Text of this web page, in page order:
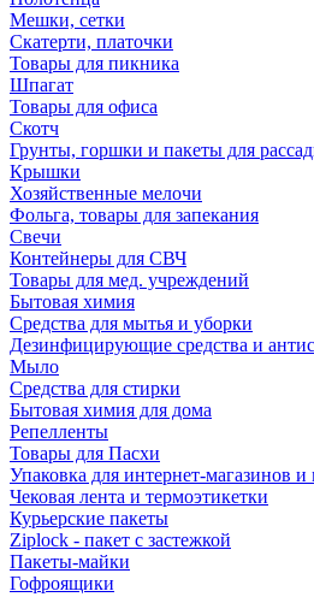
Мешки, сетки
Скатерти, платочки
Товары для пикника
Шпагат
Товары для офиса
Скотч
Грунты, горшки и пакеты для
Крышки
Хозяйственные мелочи
Фольга, товары для запекания
Свечи
Контейнеры для СВЧ
Товары для мед. учреждений
Бытовая химия
Средства для мытья и уборки
Дезинфицирующие средства и
Мыло
Средства для стирки
Бытовая химия для дома
Репелленты
Товары для Пасхи
Упаковка для интернет-магазинов и
Чековая лента и термоэтикетки
Курьерские пакеты
Ziplock - пакет с застежкой
Пакеты-майки
Гофроящики